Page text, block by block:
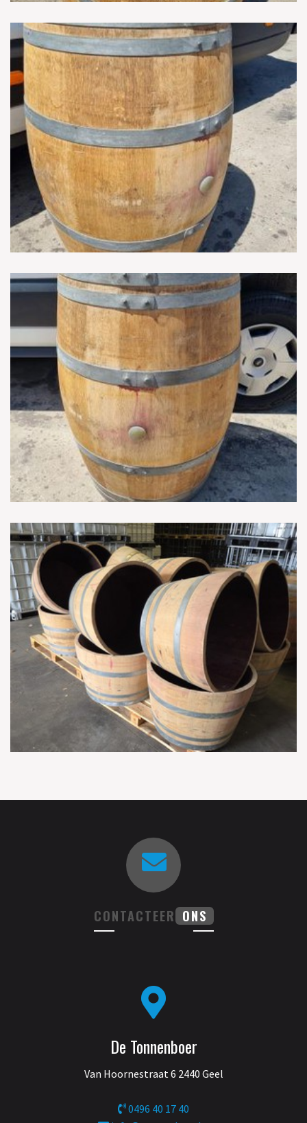
CONTACTEER ONS
De Tonnenboer
Van Hoornestraat 6 2440 Geel
0496 40 17 40